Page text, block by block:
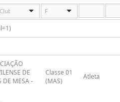
DE
DE MESA -
Classe 01
(MAS)
Atleta